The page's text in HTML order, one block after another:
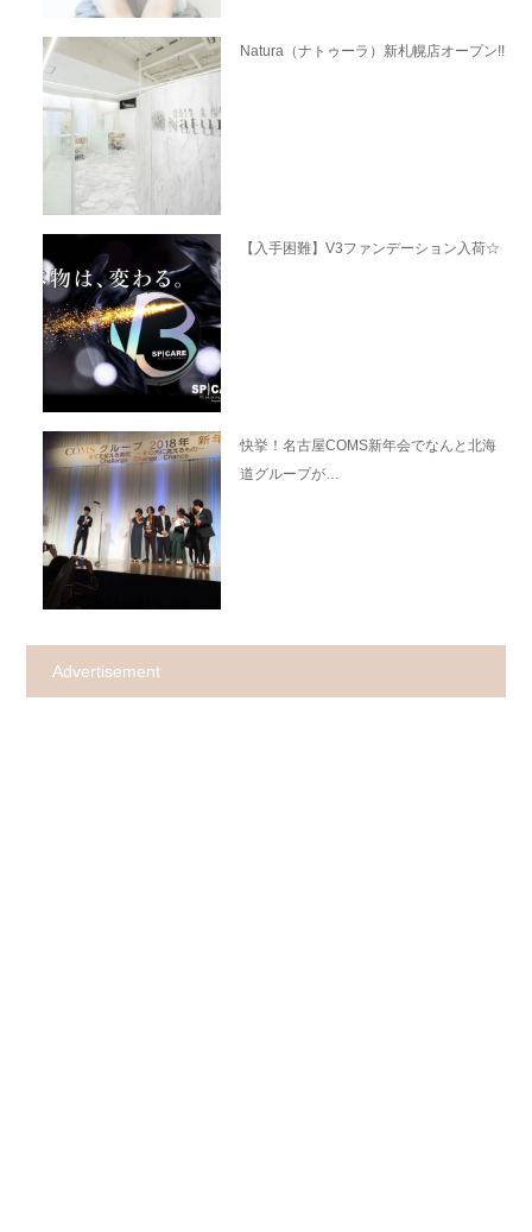
Natura（ナトゥーラ）新札幌店オープン!!
【入手困難】V3ファンデーション入荷☆
快挙！名古屋COMS新年会でなんと北海
道グループが…
Advertisement